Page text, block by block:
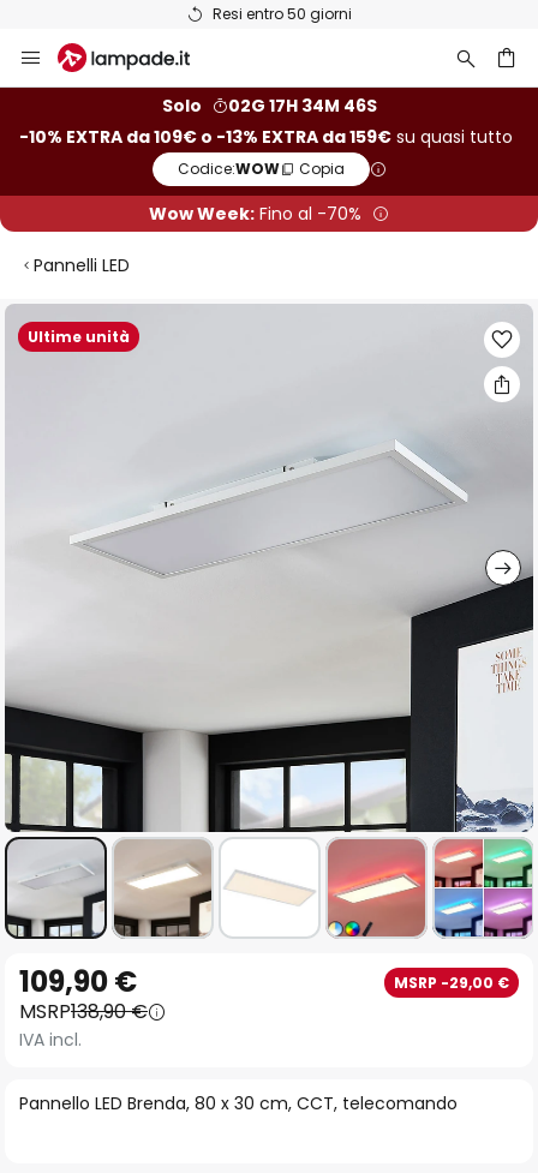
Resi entro 50 giorni
Salta
al
Solo
02G 17H 34M 45S
-10% EXTRA da 109€ o -13% EXTRA da 159€ su quasi tutto
Codice:WOW Copia
Wow Week: Fino al -70%
Pannelli LED
Ultime unità
Vai
alla
all'inizio
della
galleria
immagini
Pannello LED Brenda, 80 x 30 cm, CCT, telecomando
109,90 € MSRP -29,00 €
MSRP138,90 €
IVA incl.